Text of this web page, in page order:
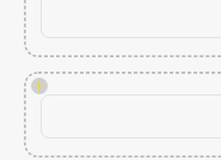
!